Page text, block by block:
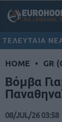
ΤΕΛΕΥΤΑΙΑ
HOME • GR
Βόμβα
08/JUL/26 03:58